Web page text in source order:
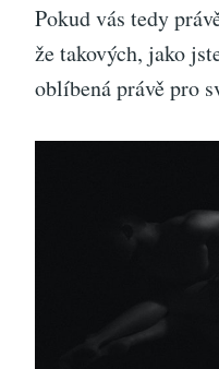
Pokud vás tedy
že takových, jako
oblíbená právě pro